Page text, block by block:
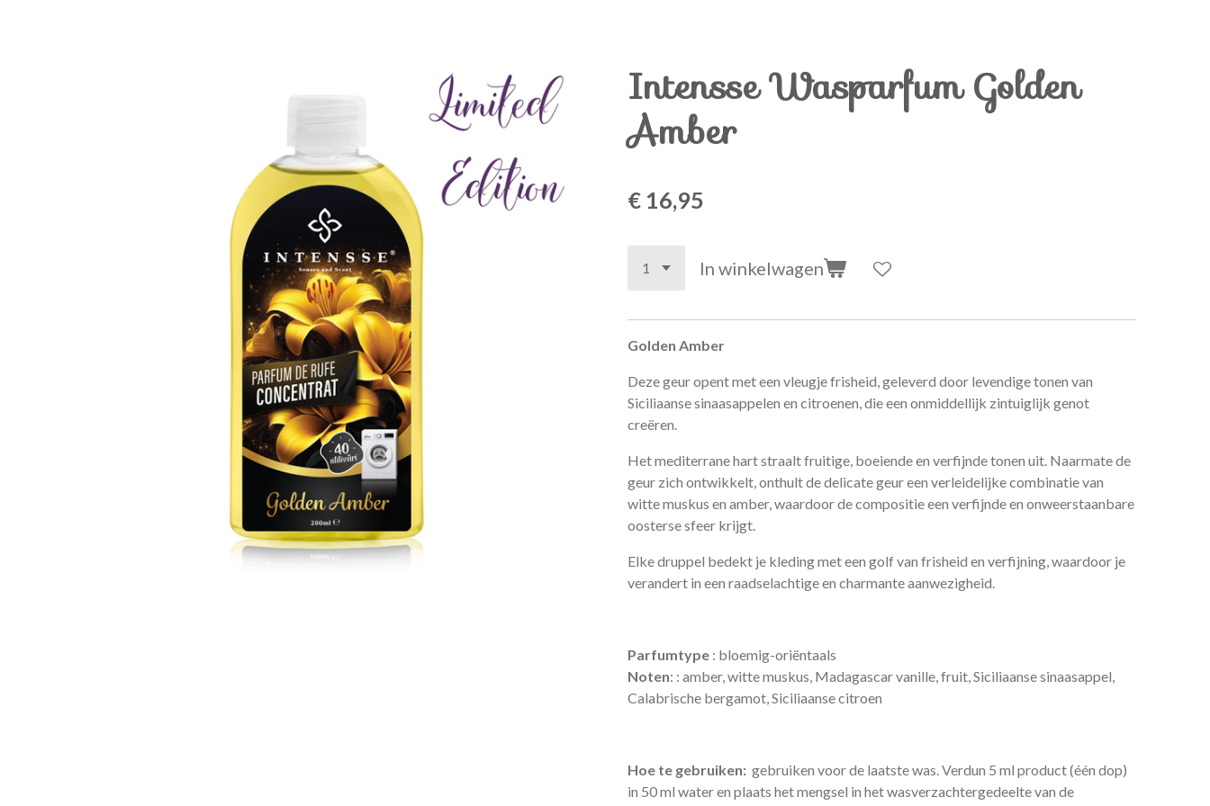
Intensse Wasparfum Golden
Amber
€ 16,95
In winkelwagen
Golden Amber
Deze geur opent met een vleugje frisheid, geleverd door levendige tonen van
Siciliaanse sinaasappelen en citroenen, die een onmiddellijk zintuiglijk genot
creëren.
Het mediterrane hart straalt fruitige, boeiende en verfijnde tonen uit. Naarmate de
geur zich ontwikkelt, onthult de delicate geur een verleidelijke combinatie van
witte muskus en amber, waardoor de compositie een verfijnde en onweerstaanbare
oosterse sfeer krijgt.
Elke druppel bedekt je kleding met een golf van frisheid en verfijning, waardoor je
verandert in een raadselachtige en charmante aanwezigheid.
Parfumtype : bloemig-oriëntaals
Noten: : amber, witte muskus, Madagascar vanille, fruit, Siciliaanse sinaasappel,
Calabrische bergamot, Siciliaanse citroen
Hoe te gebruiken: gebruiken voor de laatste was. Verdun 5 ml product (één dop)
in 50 ml water en plaats het mengsel in het wasverzachtergedeelte van de